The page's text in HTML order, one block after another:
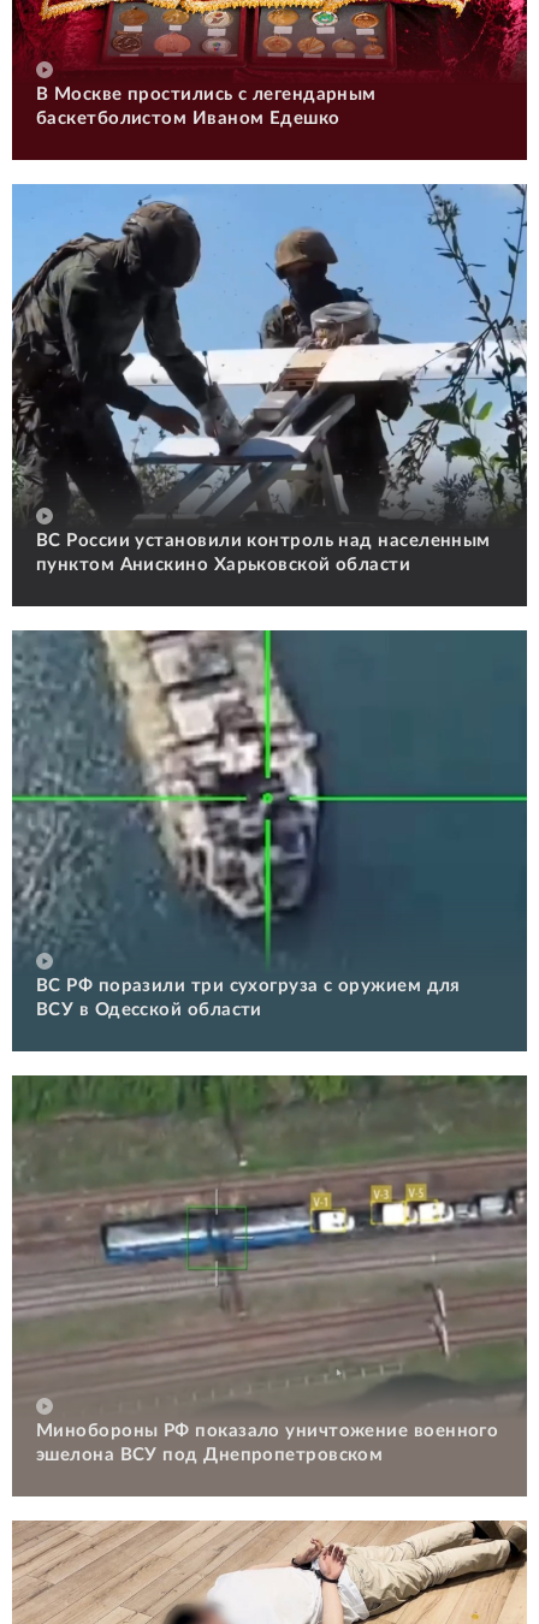
В Москве простились с легендарным
баскетболистом Иваном Едешко
ВС России установили контроль над населенным
пунктом Анискино Харьковской области
ВС РФ поразили три сухогруза с оружием для
ВСУ в Одесской области
Минобороны РФ показало уничтожение военного
эшелона ВСУ под Днепропетровском